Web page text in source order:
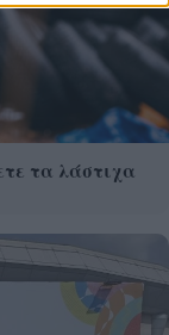
τα λάστιχα